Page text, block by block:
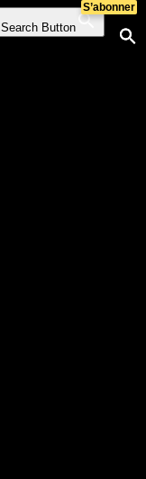
Search Button
S’abonner